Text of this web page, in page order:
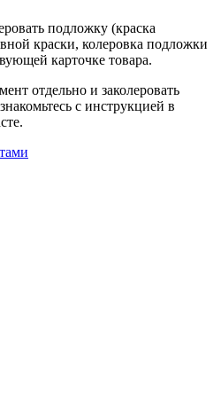
подложку (краска
краски, колеровка подложки
карточке товара.
отдельно и заколеровать
с инструкцией в